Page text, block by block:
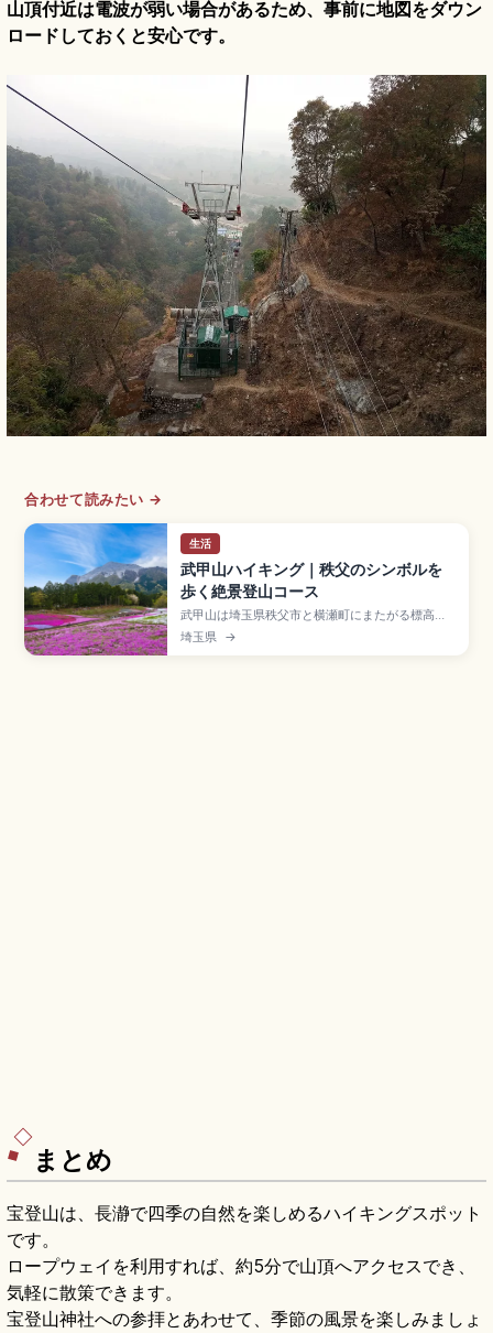
山頂付近は電波が弱い場合があるため、事前に地図をダウン
ロードしておくと安心です。
合わせて読みたい →
生活
武甲山ハイキング｜秩父のシンボルを
歩く絶景登山コース
武甲山は埼玉県秩父市と横瀬町にまたがる標高
1,304mの名峰で、秩父神社の神奈備山として信
仰されてきた秩父のシンボル。北斜面の石灰岩採
埼玉県 →
まとめ
宝登山は、長瀞で四季の自然を楽しめるハイキングスポット
です。
ロープウェイを利用すれば、約5分で山頂へアクセスでき、
気軽に散策できます。
宝登山神社への参拝とあわせて、季節の風景を楽しみましょ